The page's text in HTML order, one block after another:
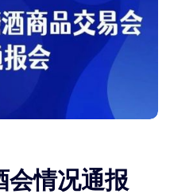
会情况通报